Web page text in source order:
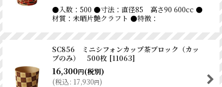
●入数：500 ●寸法：直径85 高さ90 600cc ●
材質：未晒片艶クラフト ●特徴：
SC856 ミニシフォンカップ茶ブロック（カッ
プのみ） 500枚 [11063]
16,300円(税別)
(税込: 17,930円)